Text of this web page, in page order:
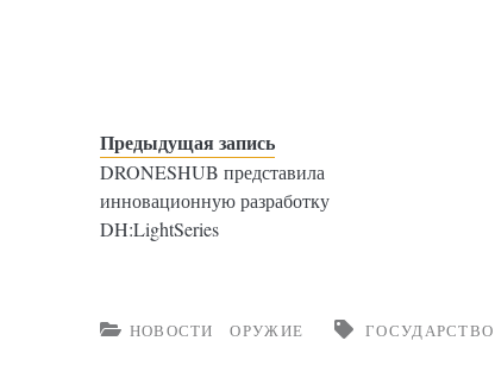
Предыдущая запись
DRONESHUB представила
инновационную разработку
DH:LightSeries
НОВОСТИ ОРУЖИЕ ГОСУДАРСТВО